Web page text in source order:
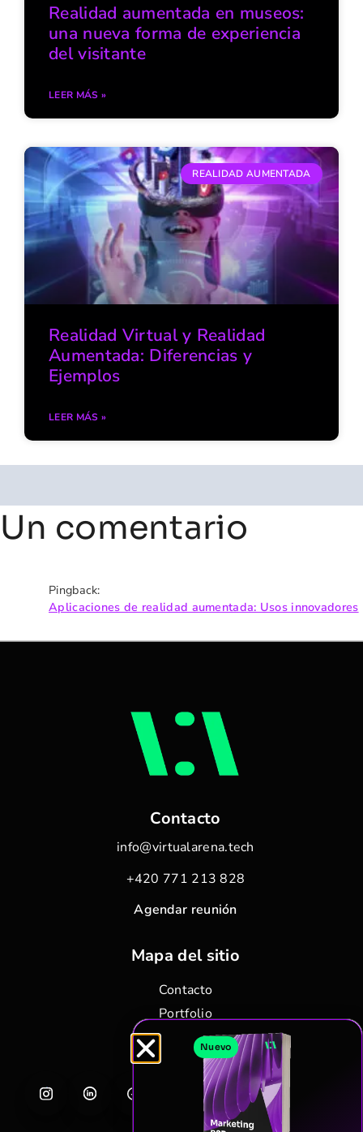
Realidad aumentada en museos:
una nueva forma de experiencia
del visitante
LEER MÁS »
REALIDAD AUMENTADA
Realidad Virtual y Realidad
Aumentada: Diferencias y
Ejemplos
LEER MÁS »
Un comentario
Pingback:
Aplicaciones de realidad aumentada: Usos innovadores
Contacto
info@virtualarena.tech
+420 771 213 828
Agendar reunión
Mapa del sitio
Contacto
Portfolio
Blog
Nuevo